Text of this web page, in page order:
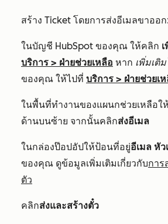
สร้าง Ticket โดยการส่งอีเมลขาออ
ในบัญชี HubSpot ของคุณ ให้คลิก
บริการ > ฝ่ายช่วยเหลือ หาก เพิ่มเติม
ของคุณ ให้ไปที่ บริการ > ฝ่ายช่วยเ
ในพื้นที่ทำงานของแผนกช่วยเหลือใ
ด้านบนซ้าย จากนั้นคลิกส่งอีเมล
ในกล่องป๊อปอัปให้ป้อนที่อยู่อีเมล หัว
ของคุณ ดูข้อมูลเพิ่มเติมเกี่ยวกับการ
ตัว
คลิกส่งและสร้างตั๋ว